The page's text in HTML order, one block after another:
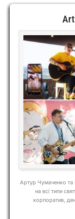
Артур Чумаченко та
на всі типи
корпоратив,